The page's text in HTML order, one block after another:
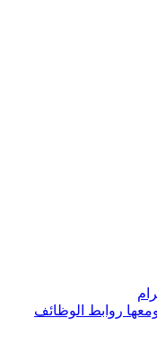
روابط الوظائف